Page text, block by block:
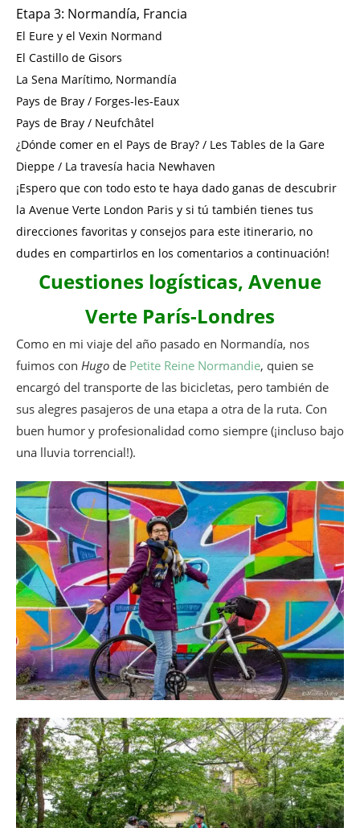
Etapa 3: Normandía, Francia
El Eure y el Vexin Normand
El Castillo de Gisors
La Sena Marítimo, Normandía
Pays de Bray / Forges-les-Eaux
Pays de Bray / Neufchâtel
¿Dónde comer en el Pays de Bray? / Les Tables de la Gare
Dieppe / La travesía hacia Newhaven
¡Espero que con todo esto te haya dado ganas de descubrir
la Avenue Verte London Paris y si tú también tienes tus
direcciones favoritas y consejos para este itinerario, no
dudes en compartirlos en los comentarios a continuación!
Cuestiones logísticas, Avenue
Verte París-Londres
Como en mi viaje del año pasado en Normandía, nos
fuimos con Hugo de Petite Reine Normandie, quien se
encargó del transporte de las bicicletas, pero también de
sus alegres pasajeros de una etapa a otra de la ruta. Con
buen humor y profesionalidad como siempre (¡incluso bajo
una lluvia torrencial!).